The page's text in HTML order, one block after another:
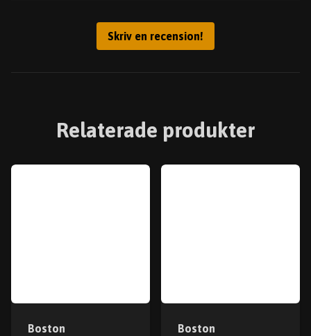
Skriv en recension!
Relaterade produkter
Boston
Boston